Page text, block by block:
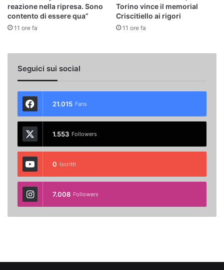
reazione nella ripresa. Sono
contento di essere qua”
11 ore fa
Torino vince il memorial
Criscitiello ai rigori
11 ore fa
Seguici sui social
21.015 Fans
1.553 Followers
0 Iscritti
7.008 Followers